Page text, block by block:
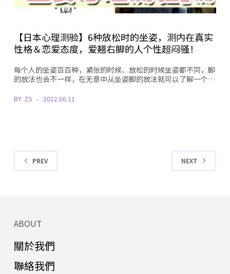
【日本心理测验】6种放松时的坐姿，测内在真实
性格＆恋爱态度，爱翘右脚的人个性超闷骚！
每个人的坐姿百百种，紧张的时候、放松的时候坐姿都不同，脚
的放法也会不一样，在无意中从坐姿脚的放法就可以了解一个…
BY ZS 2022.06.11
PREV NEXT
ABOUT
關於我們
聯絡我們